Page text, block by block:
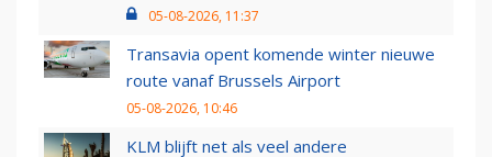
05-08-2026, 11:37
Transavia opent komende winter nieuwe
route vanaf Brussels Airport
05-08-2026, 10:46
KLM blijft net als veel andere